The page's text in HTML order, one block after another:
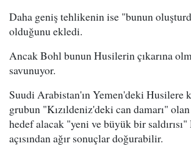
Daha geniş tehlikenin ise "bunun
olduğunu ekledi.
Ancak Bohl bunun Husilerin çıkarına
savunuyor.
Suudi Arabistan'ın Yemen'deki Husilere
grubun "Kızıldeniz'deki can damarı"
hedef alacak "yeni ve büyük bir
açısından ağır sonuçlar doğurabilir.